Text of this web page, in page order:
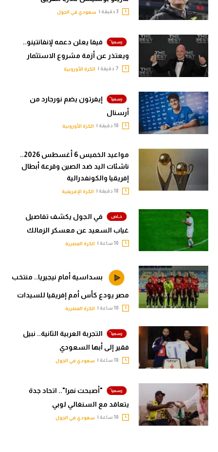
سعودي في الجول
فيفا يعلن دعمه لإنفانتينو..
ويعتذر عن أزمة مشروع الاستثمار
الكرة الأوروبية
إيفرتون يضم نورجارد من
أرسنال
الكرة الأوروبية
مواعيد الخميس 6 أغسطس 2026..
ناشئات اليد ضد الصين وقرعة أبطال
إفريقيا والكونفدرالية
الكرة الإفريقية
في الجول يكشف تفاصيل
غياب السعيد عن معسكر الزمالك
الكرة المصرية
بسداسية أمام نيجيريا.. منتخب
مصر يودع كأس أمم إفريقيا للسيدات
الكرة المصرية
التجربة العربية الثانية.. نبيل
فقير إلى أبها السعودي
سعودي في الجول
"أصبحت نمرا".. اتحاد جدة
يتعاقد مع السنغالي لوبي
سعودي في الجول